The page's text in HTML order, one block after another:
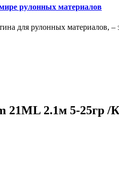
рулонных материалов
для рулонных материалов,
2.1м 5-25гр /